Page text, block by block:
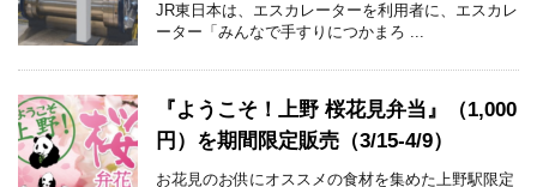
JR東日本は、エスカレーターを利用者に、エスカレ
ーター「みんなで手すりにつかまろ ...
『ようこそ！上野 桜花見弁当』（1,000
円）を期間限定販売（3/15-4/9）
お花見のお供にオススメの食材を集めた上野駅限定